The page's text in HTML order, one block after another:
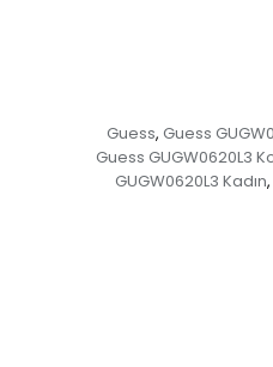
Guess, Guess
Guess GUGW0620L3
GUGW0620L3 Kadın,